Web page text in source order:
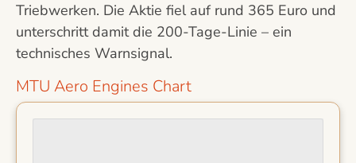
Triebwerken. Die Aktie fiel auf rund 365 Euro und
unterschritt damit die 200-Tage-Linie – ein
technisches Warnsignal.
MTU Aero Engines Chart